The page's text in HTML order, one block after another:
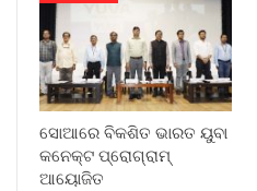
ସୋଆରେ ବିକଶିତ ଭାରତ ୟୁବା
କନେକ୍ଟ ପ୍ରୋଗ୍ରାମ୍
ଆୟୋଜିତ